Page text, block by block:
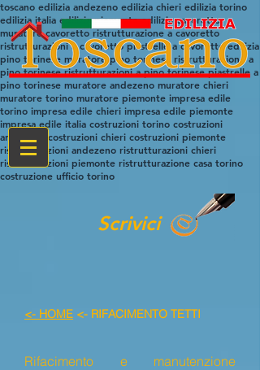
toscano edilizia andezeno edilizia chieri edilizia torino
edilizia italia edilizia piemonte edilizia cavoretto
muratore cavoretto ristrutturazione a cavoretto
ristrutturazioni a cavoretto piastrelle a cavoretto edilizia
pino torinese muratore pino torinese ristrutturazione a
pino torinese ristrutturazioni a pino torinese piastrelle a
pino torinese muratore andezeno muratore chieri
muratore torino muratore piemonte impresa edile
torino impresa edile chieri impresa edile piemonte
impresa edile italia costruzioni torino costruzioni
andezeno costruzioni chieri costruzioni piemonte
ristrutturazioni andezeno ristrutturazioni chieri
ristrutturazioni piemonte ristrutturazione casa torino
costruzione ufficio torino
Scrivici
<- HOME <- RIFACIMENTO TETTI
Rifacimento e manutenzione